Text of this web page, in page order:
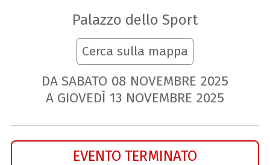
Palazzo dello Sport
Cerca sulla mappa
DA SABATO 08 NOVEMBRE 2025
A GIOVEDÌ 13 NOVEMBRE 2025
EVENTO TERMINATO